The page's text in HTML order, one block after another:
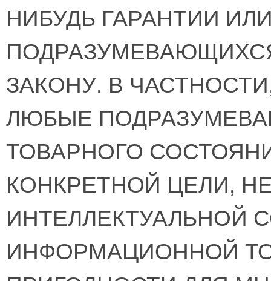
НИБУДЬ ГАРАНТИИ
ЗАКОНУ. В
ЛЮБЫЕ
ТОВАРНОГО
КОНКРЕТНОЙ ЦЕЛИ,
ИНТЕЛЛЕКТУАЛЬНОЙ
ИНФОРМАЦИОННОЙ